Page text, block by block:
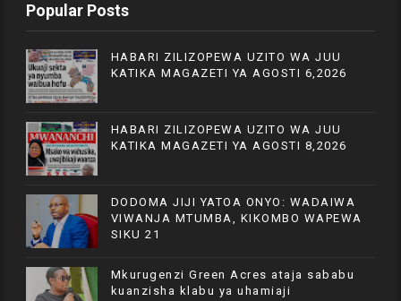
Popular Posts
HABARI ZILIZOPEWA UZITO WA JUU
KATIKA MAGAZETI YA AGOSTI 6,2026
HABARI ZILIZOPEWA UZITO WA JUU
KATIKA MAGAZETI YA AGOSTI 8,2026
DODOMA JIJI YATOA ONYO: WADAIWA
VIWANJA MTUMBA, KIKOMBO WAPEWA
SIKU 21
Mkurugenzi Green Acres ataja sababu
kuanzisha klabu ya uhamiaji